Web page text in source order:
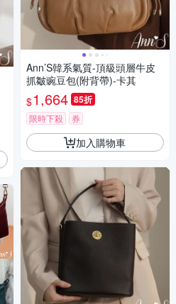
Ann’S韓系氣質-頂級頭層牛皮
抓皺豌豆包(附背帶)-卡其
$1,664 85折
限時下殺 券
加入購物車